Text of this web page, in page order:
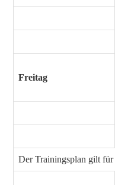
Freitag
Der Trainingsplan gilt für